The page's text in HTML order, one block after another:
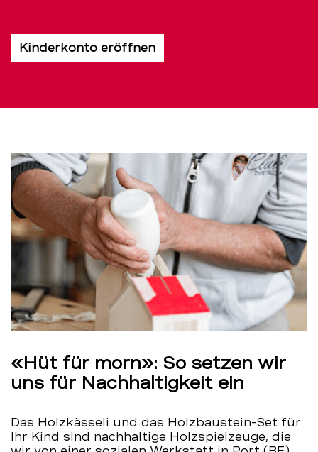
Kinderkonto eröffnen
«Hüt für morn»: So setzen wir
uns für Nachhaltigkeit ein
Das Holzkässeli und das Holzbaustein-Set für
Ihr Kind sind nachhaltige Holzspielzeuge, die